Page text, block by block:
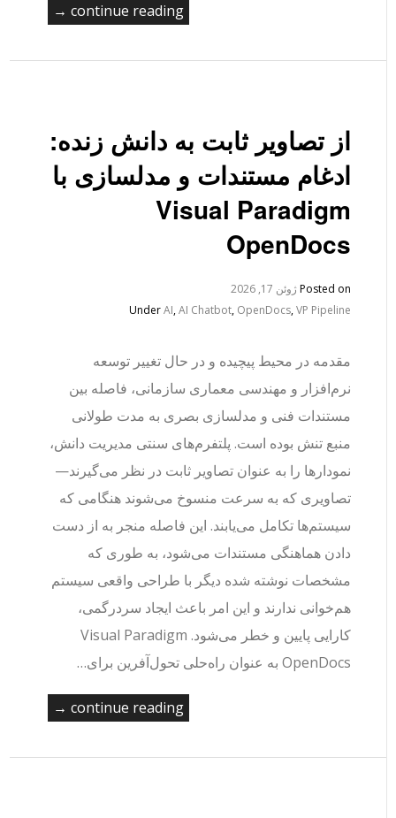
continue reading →
از تصاویر ثابت به دانش زنده:
ادغام مستندات و مدلسازی با
Visual Paradigm
OpenDocs
Posted onژوئن 17, 2026
UnderAI, AI Chatbot,OpenDocs,VP Pipeline
مقدمه در محیط پیچیده و در حال تغییر توسعه
نرم‌افزار و مهندسی معماری سازمانی، فاصله بین
مستندات فنی و مدلسازی بصری به مدت طولانی
منبع تنش بوده است. پلتفرم‌های سنتی مدیریت دانش،
نمودارها را به عنوان تصاویر ثابت در نظر می‌گیرند—
تصاویری که به سرعت منسوخ می‌شوند هنگامی که
سیستم‌ها تکامل می‌یابند. این فاصله منجر به از دست
دادن هماهنگی مستندات می‌شود، به طوری که
مشخصات نوشته شده دیگر با طراحی واقعی سیستم
هم‌خوانی ندارند و این امر باعث ایجاد سردرگمی،
کارایی پایین و خطر می‌شود. Visual Paradigm
OpenDocs به عنوان راه‌حلی تحول‌آفرین برای…
continue reading →